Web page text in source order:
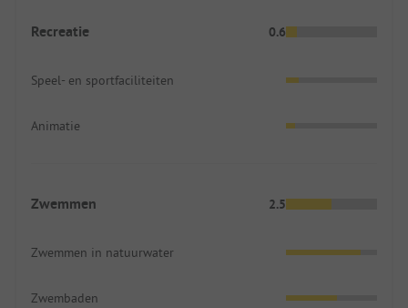
Recreatie 0.6
Speel- en sportfaciliteiten
Animatie
Zwemmen 2.5
Zwemmen in natuurwater
Zwembaden